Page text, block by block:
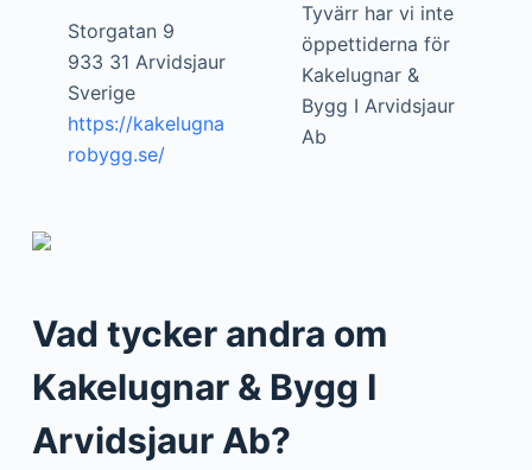
Storgatan 9
933 31 Arvidsjaur
Sverige
https://kakelugna
robygg.se/
Tyvärr har vi inte
öppettiderna för
Kakelugnar &
Bygg I Arvidsjaur
Ab
Vad tycker andra om
Kakelugnar & Bygg I
Arvidsjaur Ab?